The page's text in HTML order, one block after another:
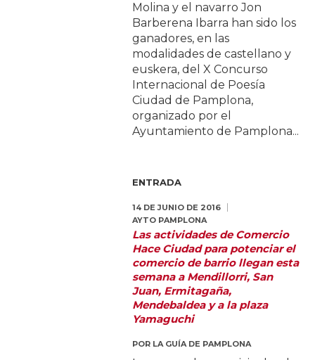
Molina y el navarro Jon
Barberena Ibarra han sido los
ganadores, en las
modalidades de castellano y
euskera, del X Concurso
Internacional de Poesía
Ciudad de Pamplona,
organizado por el
Ayuntamiento de Pamplona...
ENTRADA
14 DE JUNIO DE 2016
AYTO PAMPLONA
Las actividades de Comercio
Hace Ciudad para potenciar el
comercio de barrio llegan esta
semana a Mendillorri, San
Juan, Ermitagaña,
Mendebaldea y a la plaza
Yamaguchi
POR LA GUÍA DE PAMPLONA